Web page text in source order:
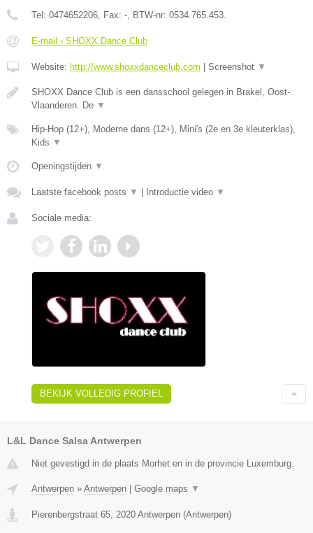
Tel: 0474652206 , Fax: - , BTW-nr: 0534.765.453.
E-mail › SHOXX Dance Club
Website: http://www.shoxxdanceclub.com | Screenshot ▼
SHOXX Dance Club is een dansschool gelegen in Brakel, Oost-
Vlaanderen. De ▼
Hip-Hop (12+), Moderne dans (12+), Mini's (2e en 3e kleuterklas),
Kids ▼
Openingstijden ▼
Laatste facebook posts ▼ | Introductie video ▼
Sociale media:
BEKIJK VOLLEDIG PROFIEL
L&L Dance Salsa Antwerpen
Niet gevestigd in de plaats Morhet en in de provincie Luxemburg.
Antwerpen » Antwerpen | Google maps ▼
Pierenbergstraat 65 2020 Antwerpen (Antwerpen)